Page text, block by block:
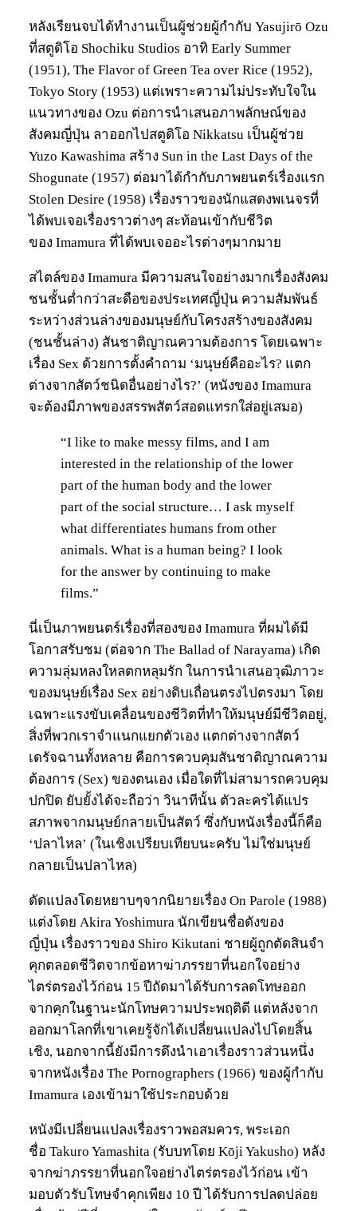
หลังเรียนจบได้ทำงานเป็นผู้ช่วยผู้กำกับ Yasujirō Ozu
ที่สตูดิโอ Shochiku Studios อาทิ Early Summer
(1951), The Flavor of Green Tea over Rice (1952),
Tokyo Story (1953) แต่เพราะความไม่ประทับใจใน
แนวทางของ Ozu ต่อการนำเสนอภาพลักษณ์ของ
สังคมญี่ปุ่น ลาออกไปสตูดิโอ Nikkatsu เป็นผู้ช่วย
Yuzo Kawashima สร้าง Sun in the Last Days of the
Shogunate (1957) ต่อมาได้กำกับภาพยนตร์เรื่องแรก
Stolen Desire (1958) เรื่องราวของนักแสดงพเนจรที่
ได้พบเจอเรื่องราวต่างๆ สะท้อนเข้ากับชีวิต
ของ Imamura ที่ได้พบเจออะไรต่างๆมากมาย
สไตล์ของ Imamura มีความสนใจอย่างมากเรื่องสังคม
ชนชั้นต่ำกว่าสะดือของประเทศญี่ปุ่น ความสัมพันธ์
ระหว่างส่วนล่างของมนุษย์กับโครงสร้างของสังคม
(ชนชั้นล่าง) สันชาติญาณความต้องการ โดยเฉพาะ
เรื่อง Sex ด้วยการตั้งคำถาม ‘มนุษย์คืออะไร? แตก
ต่างจากสัตว์ชนิดอื่นอย่างไร?’ (หนังของ Imamura
จะต้องมีภาพของสรรพสัตว์สอดแทรกใส่อยู่เสมอ)
“I like to make messy films, and I am
interested in the relationship of the lower
part of the human body and the lower
part of the social structure… I ask myself
what differentiates humans from other
animals. What is a human being? I look
for the answer by continuing to make
films.”
นี่เป็นภาพยนตร์เรื่องที่สองของ Imamura ที่ผมได้มี
โอกาสรับชม (ต่อจาก The Ballad of Narayama) เกิด
ความลุ่มหลงใหลตกหลุมรัก ในการนำเสนอวุฒิภาวะ
ของมนุษย์เรื่อง Sex อย่างดิบเถื่อนตรงไปตรงมา โดย
เฉพาะแรงขับเคลื่อนของชีวิตที่ทำให้มนุษย์มีชีวิตอยู่,
สิ่งที่พวกเราจำแนกแยกตัวเอง แตกต่างจากสัตว์
เดรัจฉานทั้งหลาย คือการควบคุมสันชาติญาณความ
ต้องการ (Sex) ของตนเอง เมื่อใดที่ไม่สามารถควบคุม
ปกปิด ยับยั้งได้จะถือว่า วินาทีนั้น ตัวละครได้แปร
สภาพจากมนุษย์กลายเป็นสัตว์ ซึ่งกับหนังเรื่องนี้ก็คือ
‘ปลาไหล’ (ในเชิงเปรียบเทียบนะครับ ไม่ใช่มนุษย์
กลายเป็นปลาไหล)
ดัดแปลงโดยหยาบๆจากนิยายเรื่อง On Parole (1988)
แต่งโดย Akira Yoshimura นักเขียนชื่อดังของ
ญี่ปุ่น เรื่องราวของ Shiro Kikutani ชายผู้ถูกตัดสินจำ
คุกตลอดชีวิตจากข้อหาฆ่าภรรยาที่นอกใจอย่าง
ไตร่ตรองไว้ก่อน 15 ปีถัดมาได้รับการลดโทษออก
จากคุกในฐานะนักโทษความประพฤติดี แต่หลังจาก
ออกมาโลกที่เขาเคยรู้จักได้เปลี่ยนแปลงไปโดยสิ้น
เชิง, นอกจากนี้ยังมีการดึงนำเอาเรื่องราวส่วนหนึ่ง
จากหนังเรื่อง The Pornographers (1966) ของผู้กำกับ
Imamura เองเข้ามาใช้ประกอบด้วย
หนังมีเปลี่ยนแปลงเรื่องราวพอสมควร, พระเอก
ชื่อ Takuro Yamashita (รับบทโดย Kōji Yakusho) หลัง
จากฆ่าภรรยาที่นอกใจอย่างไตร่ตรองไว้ก่อน เข้า
มอบตัวรับโทษจำคุกเพียง 10 ปี ได้รับการปลดปล่อย